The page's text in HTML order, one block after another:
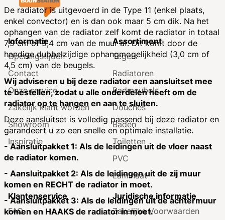
De radiator is uitgevoerd in de Type 11 (enkel plaats,
enkel convector) en is dan ook maar 5 cm dik. Na het
ophangen van de radiator zelf komt de radiator in totaal
7,9 cm of 9,4 cm van de muur af. Dit komt door de
handige dubbelzijdige ophangmogelijkheid (3,0 cm of
4,5 cm) van de beugels.
Wij adviseren u bij deze radiator een aansluitset mee
te bestellen, zodat u alle onderdelen heeft om de
radiator op te hangen en aan te sluiten.
Deze aansluitset is volledig passend bij deze radiator en
garandeert u zo een snelle en optimale installatie.
- Aansluitpakket 1: Als de leidingen uit de vloer naast
de radiator komen.
- Aansluitpakket 2: Als de leidingen uit de zij muur
komen en RECHT de radiator in moet.
- Aansluitpakket 3: Als de leidingen uit de achtermuur
komen en HAAKS de radiator in moet.
Informatie
Openingstijden
Contact
Onze service
Zakelijk klant worden
Showroom
Inspiratie
Assortiment
Tegels
Radiatoren
Badmeubels
Douches
Baden
Toiletten
PVC
Laminaat
Klantenservice
FAQ
Juridische informatie
Zakelijke Voorwaarden